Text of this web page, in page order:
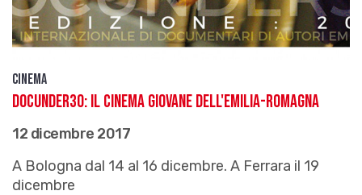
Cinema
Docunder30: il cinema giovane dell'Emilia-Romagna
12 dicembre 2017
A Bologna dal 14 al 16 dicembre. A Ferrara il 19
dicembre